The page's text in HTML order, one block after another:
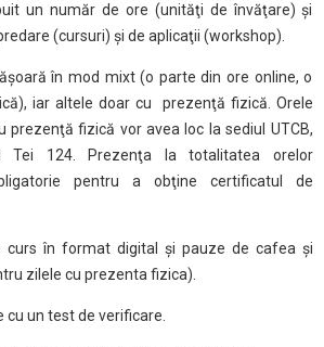
un număr de ore (unităţi de învăţare) şi
(cursuri) şi de aplicaţii (workshop).
în mod mixt (o parte din ore online, o
iar altele doar cu
prezenţă fizică. Orele
prezenţă fizică vor avea loc la sediul UTCB,
Tei 124. Prezenţa la totalitatea orelor
pentru a obţine certificatul de
curs în format digital și pauze de cafea și
zilele cu prezenta fizica).
cu un test de verificare.